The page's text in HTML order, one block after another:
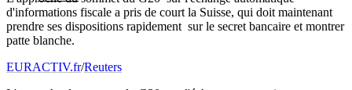
d'informations fiscale a pris de court la Suisse, qui doit maintenant
prendre ses dispositions rapidement sur le secret bancaire et montrer
patte blanche.
EURACTIV.fr/Reuters